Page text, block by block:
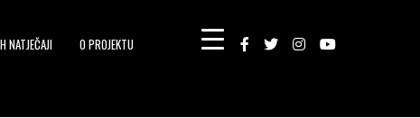
NATJEČAJI O PROJEKTU